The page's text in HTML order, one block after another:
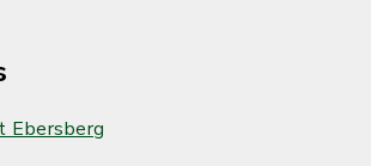
Ebersberg